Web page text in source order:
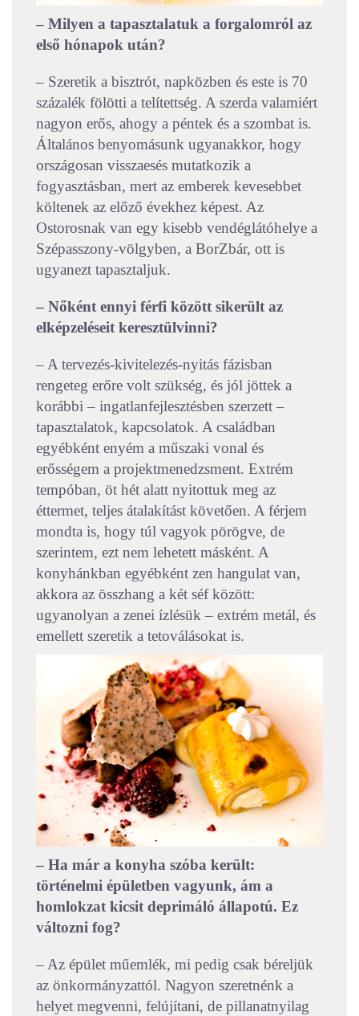
– Milyen a tapasztalatuk a forgalomról az
első hónapok után?
– Szeretik a bisztrót, napközben és este is 70
százalék fölötti a telítettség. A szerda valamiért
nagyon erős, ahogy a péntek és a szombat is.
Általános benyomásunk ugyanakkor, hogy
országosan visszaesés mutatkozik a
fogyasztásban, mert az emberek kevesebbet
költenek az előző évekhez képest. Az
Ostorosnak van egy kisebb vendéglátóhelye a
Szépasszony-völgyben, a BorZbár, ott is
ugyanezt tapasztaljuk.
– Nőként ennyi férfi között sikerült az
elképzeléseit keresztülvinni?
– A tervezés-kivitelezés-nyitás fázisban
rengeteg erőre volt szükség, és jól jöttek a
korábbi – ingatlanfejlesztésben szerzett –
tapasztalatok, kapcsolatok. A családban
egyébként enyém a műszaki vonal és
erősségem a projektmenedzsment. Extrém
tempóban, öt hét alatt nyitottuk meg az
éttermet, teljes átalakítást követően. A férjem
mondta is, hogy túl vagyok pörögve, de
szerintem, ezt nem lehetett másként. A
konyhánkban egyébként zen hangulat van,
akkora az összhang a két séf között:
ugyanolyan a zenei ízlésük – extrém metál, és
emellett szeretik a tetoválásokat is.
– Ha már a konyha szóba került:
történelmi épületben vagyunk, ám a
homlokzat kicsit deprimáló állapotú. Ez
változni fog?
– Az épület műemlék, mi pedig csak béreljük
az önkormányzattól. Nagyon szeretnénk a
helyet megvenni, felújítani, de pillanatnyilag